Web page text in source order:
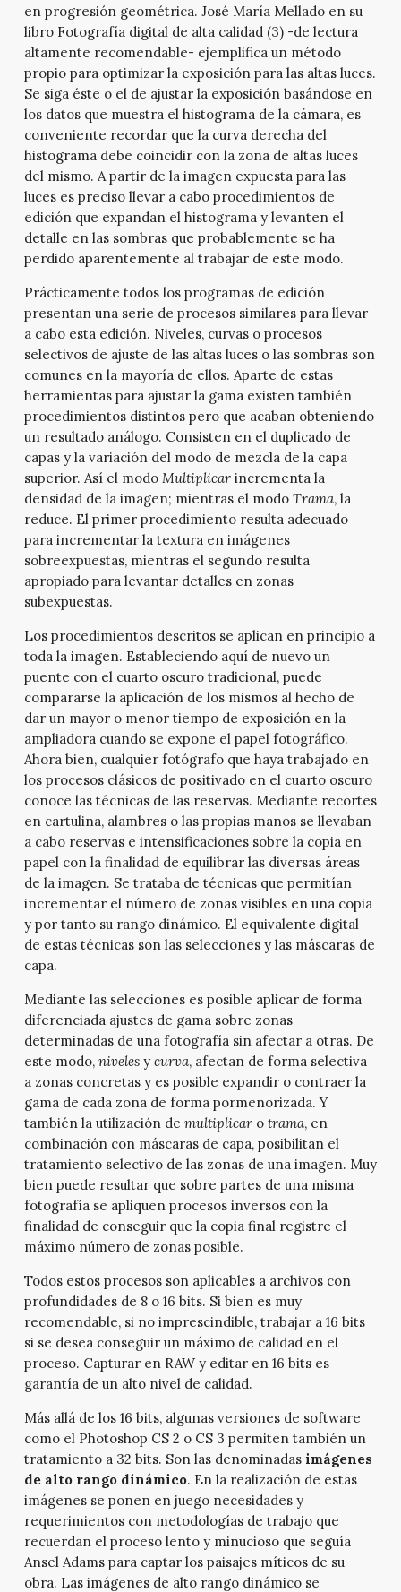
en progresión geométrica. José María Mellado en su
libro Fotografía digital de alta calidad (3) -de lectura
altamente recomendable- ejemplifica un método
propio para optimizar la exposición para las altas luces.
Se siga éste o el de ajustar la exposición basándose en
los datos que muestra el histograma de la cámara, es
conveniente recordar que la curva derecha del
histograma debe coincidir con la zona de altas luces
del mismo. A partir de la imagen expuesta para las
luces es preciso llevar a cabo procedimientos de
edición que expandan el histograma y levanten el
detalle en las sombras que probablemente se ha
perdido aparentemente al trabajar de este modo.
Prácticamente todos los programas de edición
presentan una serie de procesos similares para llevar
a cabo esta edición. Niveles, curvas o procesos
selectivos de ajuste de las altas luces o las sombras son
comunes en la mayoría de ellos. Aparte de estas
herramientas para ajustar la gama existen también
procedimientos distintos pero que acaban obteniendo
un resultado análogo. Consisten en el duplicado de
capas y la variación del modo de mezcla de la capa
superior. Así el modo Multiplicar incrementa la
densidad de la imagen; mientras el modo Trama, la
reduce. El primer procedimiento resulta adecuado
para incrementar la textura en imágenes
sobreexpuestas, mientras el segundo resulta
apropiado para levantar detalles en zonas
subexpuestas.
Los procedimientos descritos se aplican en principio a
toda la imagen. Estableciendo aquí de nuevo un
puente con el cuarto oscuro tradicional, puede
compararse la aplicación de los mismos al hecho de
dar un mayor o menor tiempo de exposición en la
ampliadora cuando se expone el papel fotográfico.
Ahora bien, cualquier fotógrafo que haya trabajado en
los procesos clásicos de positivado en el cuarto oscuro
conoce las técnicas de las reservas. Mediante recortes
en cartulina, alambres o las propias manos se llevaban
a cabo reservas e intensificaciones sobre la copia en
papel con la finalidad de equilibrar las diversas áreas
de la imagen. Se trataba de técnicas que permitían
incrementar el número de zonas visibles en una copia
y por tanto su rango dinámico. El equivalente digital
de estas técnicas son las selecciones y las máscaras de
capa.
Mediante las selecciones es posible aplicar de forma
diferenciada ajustes de gama sobre zonas
determinadas de una fotografía sin afectar a otras. De
este modo, niveles y curva, afectan de forma selectiva
a zonas concretas y es posible expandir o contraer la
gama de cada zona de forma pormenorizada. Y
también la utilización de multiplicar o trama, en
combinación con máscaras de capa, posibilitan el
tratamiento selectivo de las zonas de una imagen. Muy
bien puede resultar que sobre partes de una misma
fotografía se apliquen procesos inversos con la
finalidad de conseguir que la copia final registre el
máximo número de zonas posible.
Todos estos procesos son aplicables a archivos con
profundidades de 8 o 16 bits. Si bien es muy
recomendable, si no imprescindible, trabajar a 16 bits
si se desea conseguir un máximo de calidad en el
proceso. Capturar en RAW y editar en 16 bits es
garantía de un alto nivel de calidad.
Más allá de los 16 bits, algunas versiones de software
como el Photoshop CS 2 o CS 3 permiten también un
tratamiento a 32 bits. Son las denominadas imágenes
de alto rango dinámico. En la realización de estas
imágenes se ponen en juego necesidades y
requerimientos con metodologías de trabajo que
recuerdan el proceso lento y minucioso que seguía
Ansel Adams para captar los paisajes míticos de su
obra. Las imágenes de alto rango dinámico se